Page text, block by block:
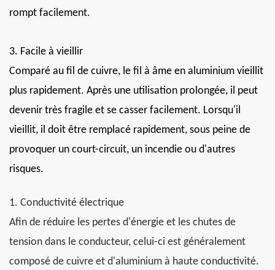
rompt facilement.
3. Facile à vieillir
Comparé au fil de cuivre, le fil à âme en aluminium vieillit
plus rapidement. Après une utilisation prolongée, il peut
devenir très fragile et se casser facilement. Lorsqu'il
vieillit, il doit être remplacé rapidement, sous peine de
provoquer un court-circuit, un incendie ou d'autres
risques.
1. Conductivité électrique
Afin de réduire les pertes d'énergie et les chutes de
tension dans le conducteur, celui-ci est généralement
composé de cuivre et d'aluminium à haute conductivité.